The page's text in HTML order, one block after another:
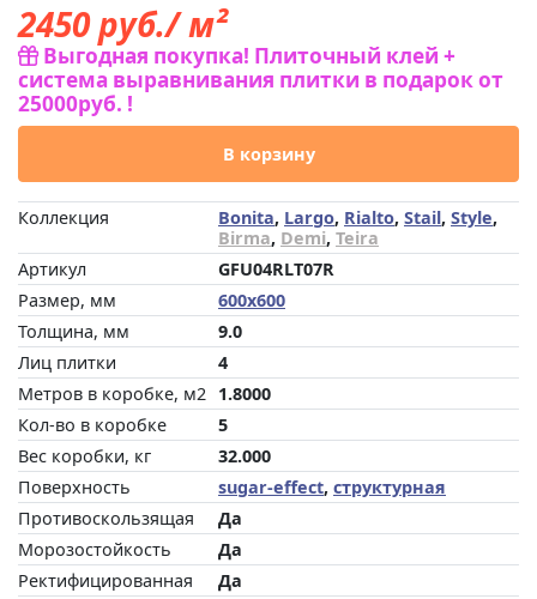
2450руб./ м²
Выгодная покупка! Плиточный клей +
система выравнивания плитки в подарок от
25000руб. !
В корзину
Коллекция Bonita, Largo, Rialto, Stail, Style,
Birma, Demi, Teira
Артикул
GFU04RLT07R
Размер, мм
600x600
Толщина, мм
9.0
Лиц плитки
4
Метров в коробке, м2 1.8000
Кол-во в коробке
5
Вес коробки, кг
32.000
Поверхность
sugar-effect, структурная
Противоскользящая
Да
Морозостойкость
Да
Ректифицированная
Да